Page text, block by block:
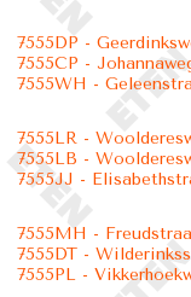
7555DP -
7555CP -
7555WH -
7555LR -
7555LB -
7555JJ -
7555MH -
7555DT -
7555PL -